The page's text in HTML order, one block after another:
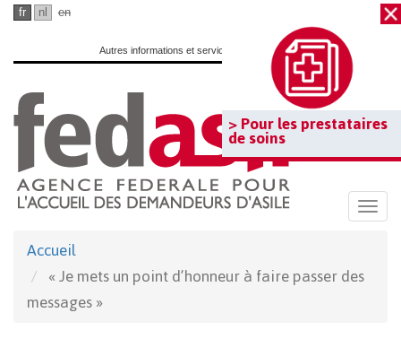
Passer
contenu
principal
> Pour les prestataires
de soins
fr nl en
Autres informations et services officiels :www.belgium.be
Accueil
« Je mets un point d’honneur à faire passer des
messages »